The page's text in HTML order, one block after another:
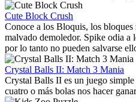
Cute Block Crush
Conoce a los Bloquis, los bloques
malvado demoledor. Spike odia a
por lo tanto no pueden salvarse
Crystal Balls II: Match 3 Mania
Crystal Balls II es un juego
cuatro o más bolas nos hacer